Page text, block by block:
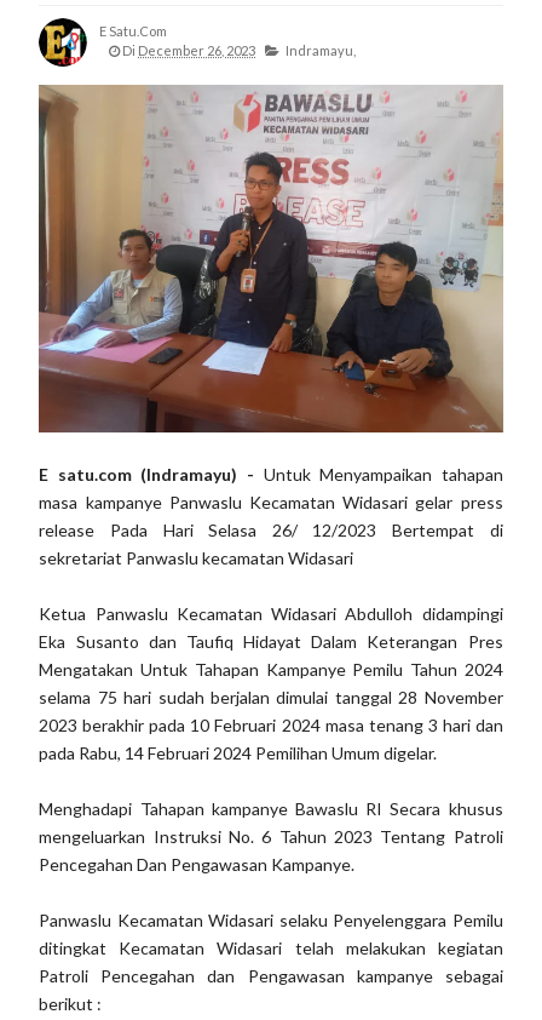
E Satu.com
Di December 26, 2023 Indramayu,
E satu.com (Indramayu) - Untuk Menyampaikan tahapan
masa kampanye Panwaslu Kecamatan Widasari gelar press
release Pada Hari Selasa 26/ 12/2023 Bertempat di
sekretariat Panwaslu kecamatan Widasari
Ketua Panwaslu Kecamatan Widasari Abdulloh didampingi
Eka Susanto dan Taufiq Hidayat Dalam Keterangan Pres
Mengatakan Untuk Tahapan Kampanye Pemilu Tahun 2024
selama 75 hari sudah berjalan dimulai tanggal 28 November
2023 berakhir pada 10 Februari 2024 masa tenang 3 hari dan
pada Rabu, 14 Februari 2024 Pemilihan Umum digelar.
Menghadapi Tahapan kampanye Bawaslu RI Secara khusus
mengeluarkan Instruksi No. 6 Tahun 2023 Tentang Patroli
Pencegahan Dan Pengawasan Kampanye.
Panwaslu Kecamatan Widasari selaku Penyelenggara Pemilu
ditingkat Kecamatan Widasari telah melakukan kegiatan
Patroli Pencegahan dan Pengawasan kampanye sebagai
berikut :